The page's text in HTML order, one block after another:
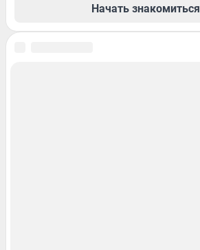
Начать знакомиться